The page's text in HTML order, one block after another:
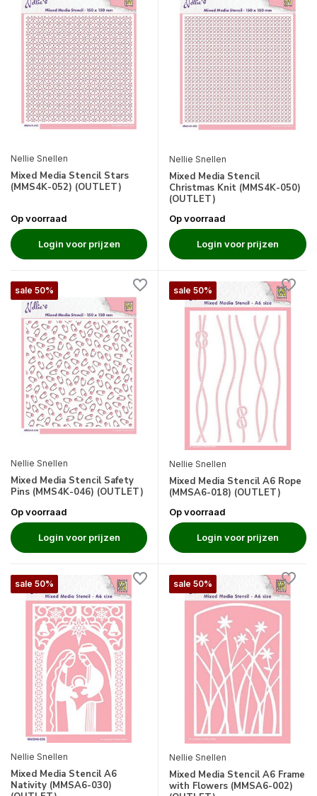
Nellie Snellen
Mixed Media Stencil Stars
(MMS4K-052) (OUTLET)
Op voorraad
Login voor prijzen
Nellie Snellen
Mixed Media Stencil
Christmas Knit (MMS4K-050)
(OUTLET)
Op voorraad
Login voor prijzen
sale 50%
Nellie Snellen
Mixed Media Stencil Safety
Pins (MMS4K-046) (OUTLET)
Op voorraad
Login voor prijzen
sale 50%
Nellie Snellen
Mixed Media Stencil A6 Rope
(MMSA6-018) (OUTLET)
Op voorraad
Login voor prijzen
sale 50%
Nellie Snellen
Mixed Media Stencil A6
Nativity (MMSA6-030)
sale 50%
Nellie Snellen
Mixed Media Stencil A6 Frame
with Flowers (MMSA6-002)